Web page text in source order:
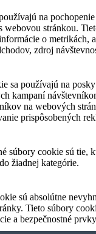
na
webovou stránkou.
o metrikách,
zdroj
sa používajú na
kampaní
na webových
prispôsobených
súbory cookie sú tie,
žiadnej kategórie.
sú absolútne
Tieto súbory
a bezpečnostné